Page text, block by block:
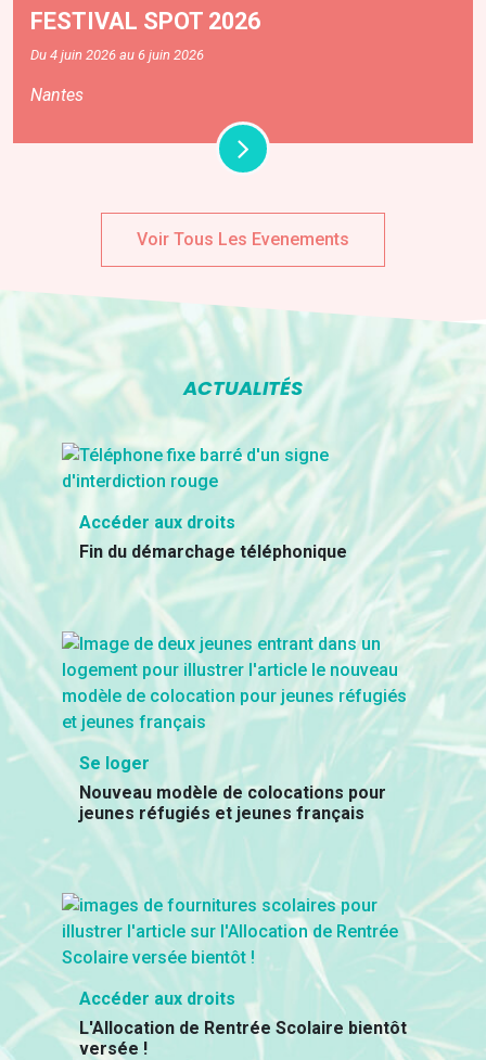
FESTIVAL SPOT 2026
Du 4 juin 2026 au 6 juin 2026
Nantes
Voir Tous Les Evenements
ACTUALITÉS
Accéder aux droits
Fin du démarchage téléphonique
Se loger
Nouveau modèle de colocations pour
jeunes réfugiés et jeunes français
Accéder aux droits
L'Allocation de Rentrée Scolaire bientôt
versée !